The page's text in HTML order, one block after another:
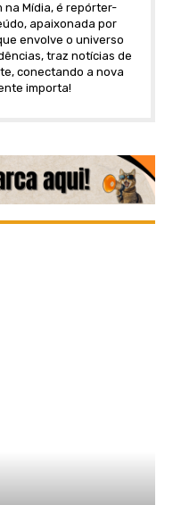
na Mídia, é repórter-
apaixonada por
envolve o universo
traz notícias de
conectando a nova
importa!